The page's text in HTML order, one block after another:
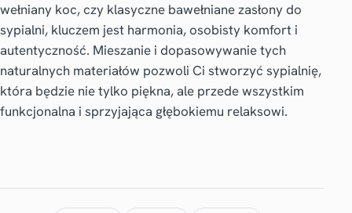
wełniany koc, czy klasyczne bawełniane zasłony do
sypialni, kluczem jest harmonia, osobisty komfort i
autentyczność. Mieszanie i dopasowywanie tych
naturalnych materiałów pozwoli Ci stworzyć sypialnię,
która będzie nie tylko piękna, ale przede wszystkim
funkcjonalna i sprzyjająca głębokiemu relaksowi.